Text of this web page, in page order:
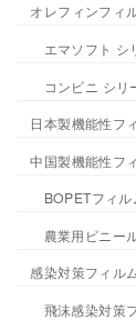
オレフィンフィ
エマソフト シ
コンビニ シリ
日本製機能性フ
中国製機能性フ
BOPETフィル
農業用ビニー
感染対策フィル
飛沫感染対策